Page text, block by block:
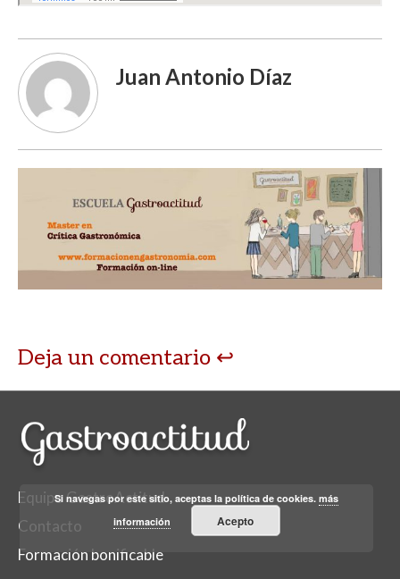
Juan Antonio Díaz
Deja un comentario
Equipo GastroActitud
Contacto
Formación bonificable
Si navegas por este sitio, aceptas la política de cookies.más
información
Acepto